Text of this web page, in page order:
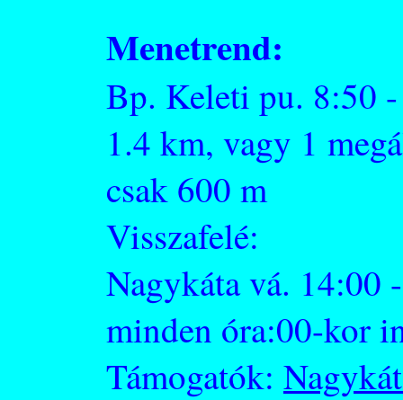
Menetrend:
Bp. Keleti pu. 8:50
1.4 km, vagy 1
csak 600 m
Visszafelé:
Nagykáta vá. 14:00
minden óra:00-kor
Támogatók: